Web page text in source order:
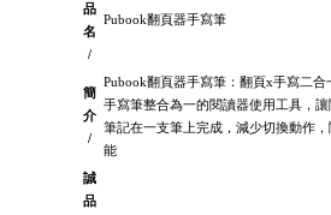
品
名
/
Pubook翻頁器手寫筆
簡
介
/
Pubook翻頁器手寫筆：翻頁x手寫二
手寫筆整合為一的閱讀器使用工具，
筆記在一支筆上完成，減少切換動作
能
誠
品